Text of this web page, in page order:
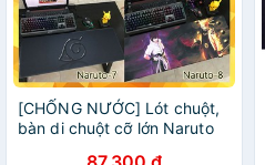
[CHỐNG NƯỚC] Lót chuột,
bàn di chuột cỡ lớn Naruto